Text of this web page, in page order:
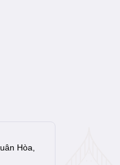
Hòa,